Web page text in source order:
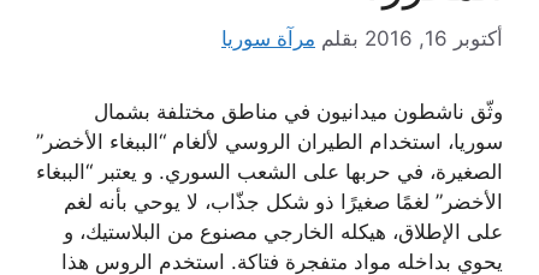
أكتوبر 16, 2016 بقلم مرآة سوريا
وثّق ناشطون ميدانيون في مناطق مختلفة بشمال
سوريا، استخدام الطيران الروسي لألغام “الببغاء الأخضر”
الصغيرة، في حربها على الشعب السوري. و يعتبر “الببغاء
الأخضر” لغمًا صغيرًا ذو شكل جذّاب، لا يوحي بأنه لغم
على الإطلاق، هيكله الخارجي مصنوع من البلاستيك، و
يحوي بداخله مواد متفجرة فتاكة. استخدم الروس هذا